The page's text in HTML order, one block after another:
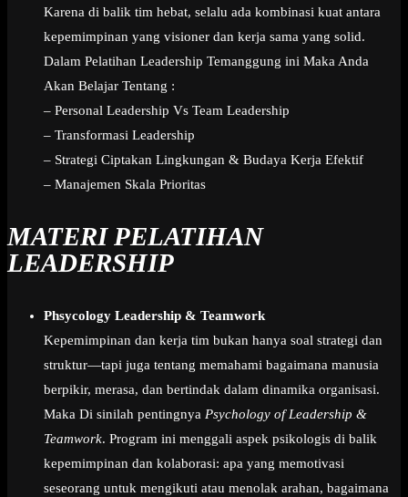
Karena di balik tim hebat, selalu ada kombinasi kuat antara
kepemimpinan yang visioner dan kerja sama yang solid.
Dalam Pelatihan Leadership Temanggung ini Maka Anda
Akan Belajar Tentang :
– Personal Leadership Vs Team Leadership
– Transformasi Leadership
– Strategi Ciptakan Lingkungan & Budaya Kerja Efektif
– Manajemen Skala Prioritas
MATERI PELATIHAN
LEADERSHIP
Phsycology Leadership & Teamwork
Kepemimpinan dan kerja tim bukan hanya soal strategi dan
struktur—tapi juga tentang memahami bagaimana manusia
berpikir, merasa, dan bertindak dalam dinamika organisasi.
Maka Di sinilah pentingnya Psychology of Leadership &
Teamwork. Program ini menggali aspek psikologis di balik
kepemimpinan dan kolaborasi: apa yang memotivasi
seseorang untuk mengikuti atau menolak arahan, bagaimana